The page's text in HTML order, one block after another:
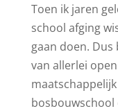
Toen ik jaren
school afging
gaan doen.
van allerlei
bosbouwschool